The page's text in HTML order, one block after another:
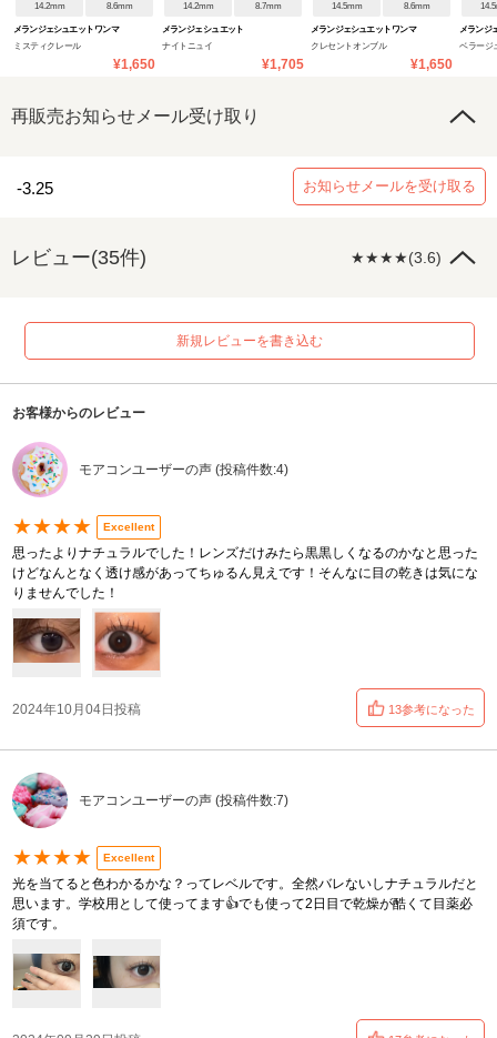
14.2mm 8.6mm
メランジェシュエット ワンマ
ミスティクレール
¥1,650
14.2mm 8.7mm
メランジェ シュエット
ナイトニュイ
¥1,705
14.5mm 8.6mm
メランジェシュエット ワンマ
クレセントオンブル
¥1,650
メランジ
ベラージ
再販売お知らせメール受け取り
-3.25 お知らせメールを受け取る
レビュー(35件) ★★★★(3.6)
新規レビューを書き込む
お客様からのレビュー
モアコンユーザーの声 (投稿件数:4)
★★★★ Excellent
思ったよりナチュラルでした！レンズだけみたら黒黒しくなるのかなと思った
けどなんとなく透け感があってちゅるん見えです！そんなに目の乾きは気にな
りませんでした！
2024年10月04日投稿 13参考になった
モアコンユーザーの声 (投稿件数:7)
★★★★ Excellent
光を当てると色わかるかな？ってレベルです。全然バレないしナチュラルだと
思います。学校用として使ってます👍でも使って2日目で乾燥が酷くて目薬必
須です。